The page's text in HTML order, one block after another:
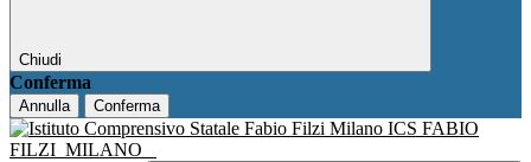
Chiudi
Conferma
Annulla Conferma
ICS FABIO
FILZI MILANO